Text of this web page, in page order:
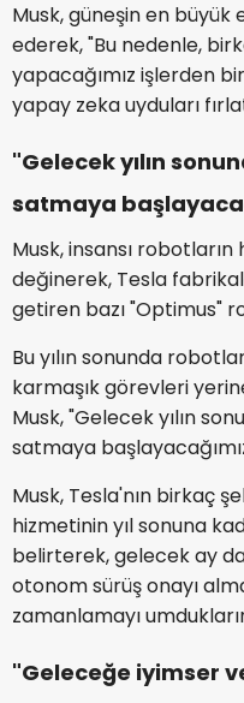
Musk, güneşin en büyük
ederek, "Bu nedenle,
yapacağımız işlerden
yapay zeka uyduları
"Gelecek yılın
satmaya
Musk, insansı robotların
değinerek, Tesla
getiren bazı "Optimus"
Bu yılın sonunda
karmaşık görevleri
Musk, "Gelecek yılın
satmaya
Musk, Tesla'nın birkaç
hizmetinin yıl sonuna
belirterek, gelecek ay
otonom sürüş onayı
zamanlamayı
"Geleceğe iyimser